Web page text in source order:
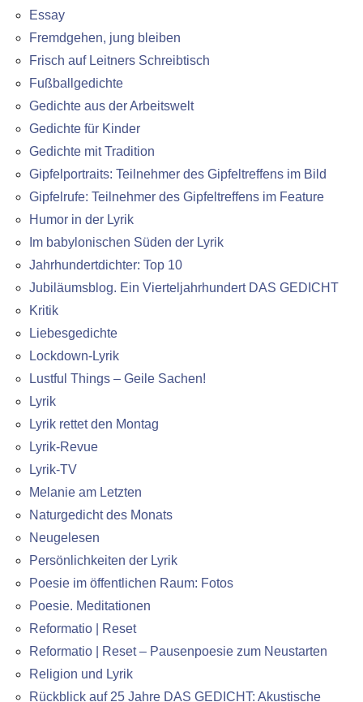
Essay
Fremdgehen, jung bleiben
Frisch auf Leitners Schreibtisch
Fußballgedichte
Gedichte aus der Arbeitswelt
Gedichte für Kinder
Gedichte mit Tradition
Gipfelportraits: Teilnehmer des Gipfeltreffens im Bild
Gipfelrufe: Teilnehmer des Gipfeltreffens im Feature
Humor in der Lyrik
Im babylonischen Süden der Lyrik
Jahrhundertdichter: Top 10
Jubiläumsblog. Ein Vierteljahrhundert DAS GEDICHT
Kritik
Liebesgedichte
Lockdown-Lyrik
Lustful Things – Geile Sachen!
Lyrik
Lyrik rettet den Montag
Lyrik-Revue
Lyrik-TV
Melanie am Letzten
Naturgedicht des Monats
Neugelesen
Persönlichkeiten der Lyrik
Poesie im öffentlichen Raum: Fotos
Poesie. Meditationen
Reformatio | Reset
Reformatio | Reset – Pausenpoesie zum Neustarten
Religion und Lyrik
Rückblick auf 25 Jahre DAS GEDICHT: Akustische